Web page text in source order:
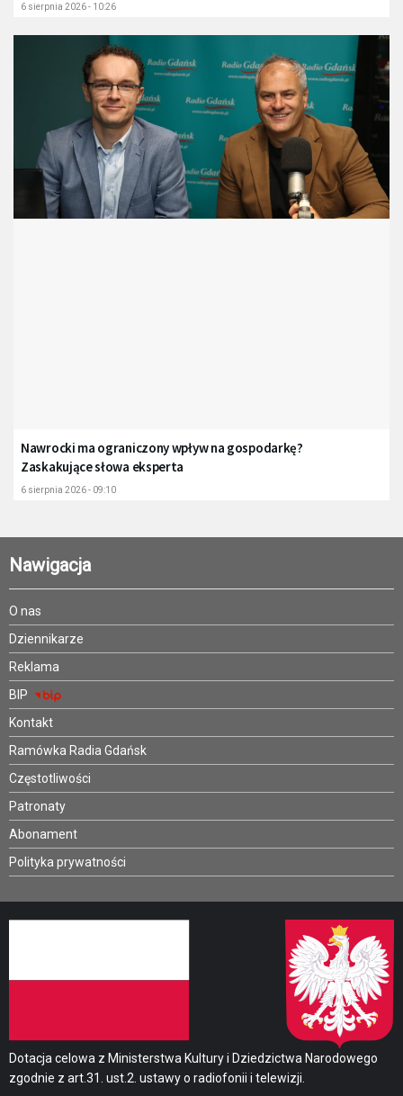
6 sierpnia 2026 - 10:26
Nawrocki ma ograniczony wpływ na gospodarkę?
Zaskakujące słowa eksperta
6 sierpnia 2026 - 09:10
Nawigacja
O nas
Dziennikarze
Reklama
BIP
Kontakt
Ramówka Radia Gdańsk
Częstotliwości
Patronaty
Abonament
Polityka prywatności
Dotacja celowa z Ministerstwa Kultury i Dziedzictwa Narodowego
zgodnie z art.31. ust.2. ustawy o radiofonii i telewizji.